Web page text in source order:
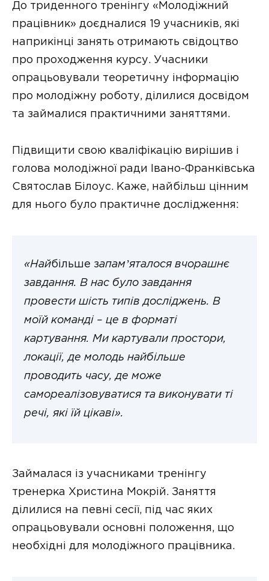
До триденного тренінгу «Молодіжний
працівник» доєдналися 19 учасників, які
наприкінці занять отримають свідоцтво
про проходження курсу. Учасники
опрацьовували теоретичну інформацію
про молодіжну роботу, ділилися досвідом
та займалися практичними заняттями.
Підвищити свою кваліфікацію вирішив і
голова молодіжної ради Івано-Франківська
Святослав Білоус. Каже, найбільш цінним
для нього було практичне дослідження:
«Найбільше запамʼяталося вчорашнє
завдання. В нас було завдання
провести шість типів досліджень. В
моїй команді – це в форматі
картування. Ми картували простори,
локації, де молодь найбільше
проводить часу, де може
самореалізовуватися та виконувати ті
речі, які їй цікаві».
Займалася із учасниками тренінгу
тренерка Христина Мокрій. Заняття
ділилися на певні сесії, під час яких
опрацьовували основні положення, що
необхідні для молодіжного працівника.